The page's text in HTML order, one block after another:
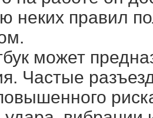
неких правил
может
Частые